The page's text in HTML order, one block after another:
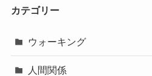
カテゴリー
ウォーキング
人間関係